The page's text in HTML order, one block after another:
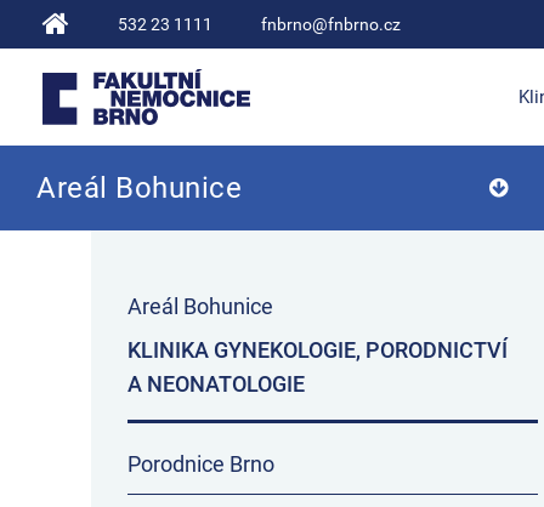
532 23 1111 fnbrno@fnbrno.cz
Fakultní nemocnice Brno
Areál Bohunice
Areál Bohunice
KLINIKA GYNEKOLOGIE, PORODNICTVÍ
A NEONATOLOGIE
Porodnice Brno